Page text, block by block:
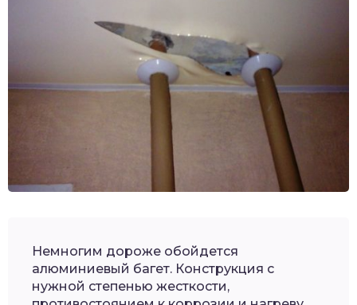
Немногим дороже обойдется
алюминиевый багет. Конструкция с
нужной степенью жесткости,